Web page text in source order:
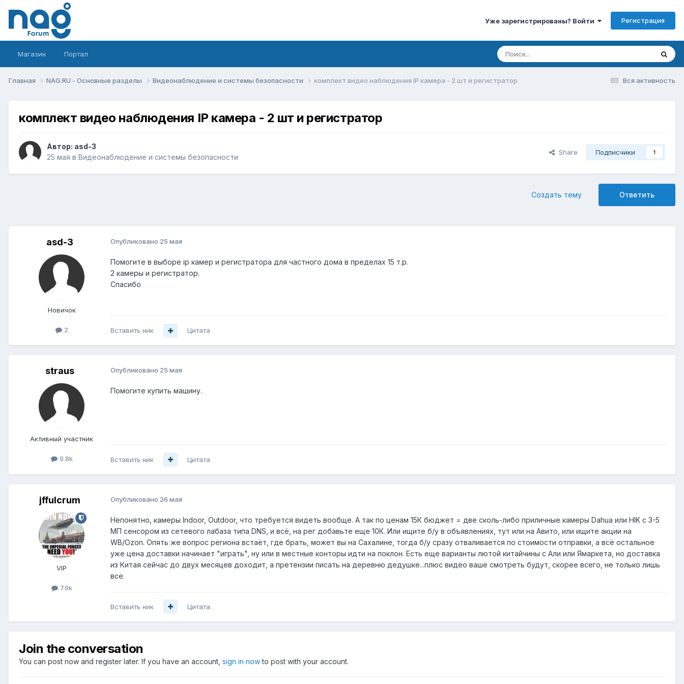
Уже зарегистрированы? Войти Регистрация
Магазин Портал
Вся активность
Главная NAG.RU - Основные разделы Видеонаблюдение и системы безопасности комплект видео наблюдения IP камера - 2 шт и регистратор
комплект видео наблюдения IP камера - 2 шт и регистратор
Автор: asd-3
25 мая в Видеонаблюдение и системы безопасности
Share Подписчики 1
Ответить
Создать тему
asd-3
Новичок
2
Опубликовано 25 мая
Помогите в выборе ip камер и регистратора для частного дома в пределах 15 т.р.
2 камеры и регистратор.
Спасибо
Вставить ник Цитата
straus
Активный участник
9.8k
Опубликовано 25 мая
Помогите купить машину.
Вставить ник Цитата
jffulcrum
VIP
7.9k
Опубликовано 26 мая
Непонятно, камеры Indoor, Outdoor, что требуется видеть вообще. А так по ценам 15К бюджет = две сколь-либо приличные камеры Dahua или HIK с 3-5
МП сенсором из сетевого лабаза типа DNS, и всё, на рег добавьте еще 10К. Или ищите б/у в объявлениях, тут или на Авито, или ищите акции на
WB/Ozon. Опять же вопрос региона встаёт, где брать, может вы на Сахалине, тогда б/у сразу отваливается по стоимости отправки, а всё остальное
уже цена доставки начинает "играть", ну или в местные конторы идти на поклон. Есть еще варианты лютой китайчины с Али или Ямаркета, но доставка
из Китая сейчас до двух месяцев доходит, а претензии писать на деревню дедушке...плюс видео ваше смотреть будут, скорее всего, не только лишь
все.
Вставить ник Цитата
Join the conversation
You can post now and register later. If you have an account, sign in nowto post with your account.